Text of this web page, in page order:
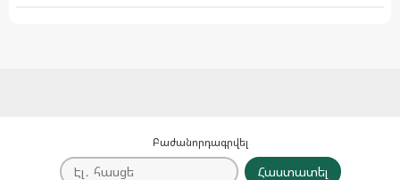
Բաժանորդագրվել
Հաստատել